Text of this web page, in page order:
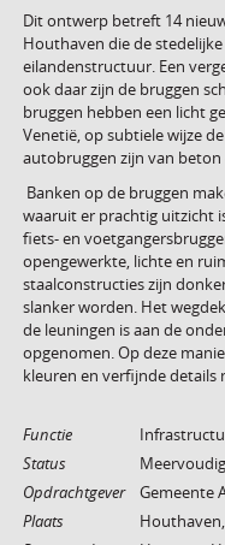
Dit ontwerp betreft 14
Houthaven die de
eilandenstructuur. Een
ook daar zijn de bruggen
bruggen hebben een licht
Venetië, op subtiele wijze
autobruggen zijn van
Banken op de bruggen
waaruit er prachtig uitzicht
fiets- en
opengewerkte, lichte en
staalconstructies zijn
slanker worden. Het
de leuningen is aan de
opgenomen. Op deze
kleuren en verfijnde details
Functie
Status
Opdrachtgever
Gemeente
Plaats